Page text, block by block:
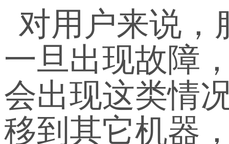
对用户来说，
一旦出现故障
会出现这类情
移到其它机器